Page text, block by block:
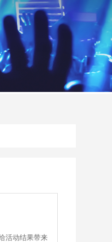
活动结果带来